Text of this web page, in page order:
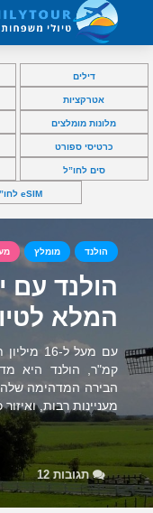
דילים
אטרקציות
מלונות מומלצים
כרטיסי ספורט
סים לחו”ל
eSIM לחו”ל
הולנד מומלץ
הולנד עם
המלא
קמ"ר, הולנד היא
מעניינות רבות,
תגובות 12